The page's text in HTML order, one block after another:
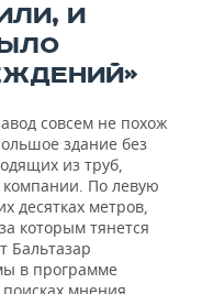
И
совсем не похож
здание без
из труб,
По левую
десятках метров,
которым тянется
Бальтазар
в программе